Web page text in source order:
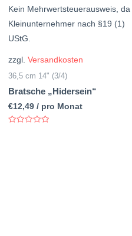
Kein Mehrwertsteuerausweis, da
Kleinunternehmer nach §19 (1)
UStG.
zzgl.Versandkosten
36,5 cm 14" (3/4)
Bratsche „Hidersein“
€12,49 / pro Monat